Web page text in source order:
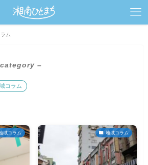
ム
–
コラム
域コラム 地域コラム